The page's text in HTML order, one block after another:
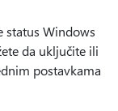
status Windows
da uključite ili
postavkama